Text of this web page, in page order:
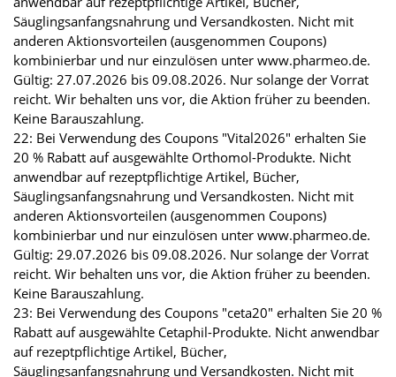
Säuglingsanfangsnahrung und Versandkosten. Nicht mit
anderen Aktionsvorteilen (ausgenommen Coupons)
kombinierbar und nur einzulösen unter www.pharmeo.de.
Gültig: 27.07.2026 bis 09.08.2026. Nur solange der Vorrat
reicht. Wir behalten uns vor, die Aktion früher zu beenden.
Keine Barauszahlung.
22: Bei Verwendung des Coupons "Vital2026" erhalten Sie
20 % Rabatt auf ausgewählte Orthomol-Produkte. Nicht
anwendbar auf rezeptpflichtige Artikel, Bücher,
Säuglingsanfangsnahrung und Versandkosten. Nicht mit
anderen Aktionsvorteilen (ausgenommen Coupons)
kombinierbar und nur einzulösen unter www.pharmeo.de.
Gültig: 29.07.2026 bis 09.08.2026. Nur solange der Vorrat
reicht. Wir behalten uns vor, die Aktion früher zu beenden.
Keine Barauszahlung.
23: Bei Verwendung des Coupons "ceta20" erhalten Sie 20 %
Rabatt auf ausgewählte Cetaphil-Produkte. Nicht anwendbar
auf rezeptpflichtige Artikel, Bücher,
Säuglingsanfangsnahrung und Versandkosten. Nicht mit